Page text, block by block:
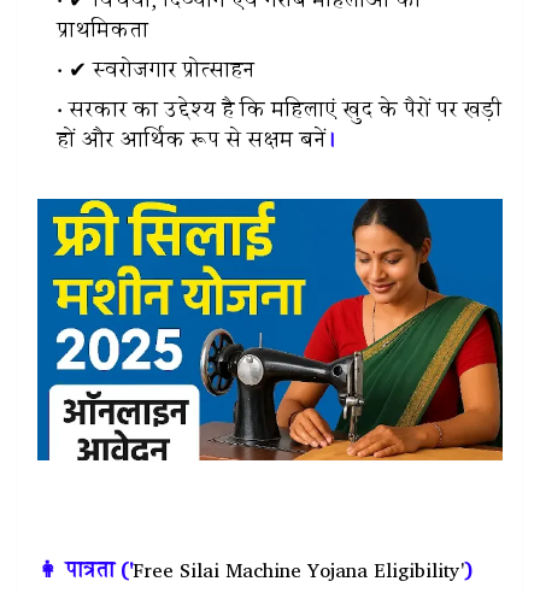
प्राथमिकता
✔ स्वरोजगार प्रोत्साहन
सरकार का उद्देश्य है कि महिलाएं खुद के पैरों पर खड़ी
हों और आर्थिक रूप से सक्षम बनें।
👩 पात्रता ('Free Silai Machine Yojana Eligibility')